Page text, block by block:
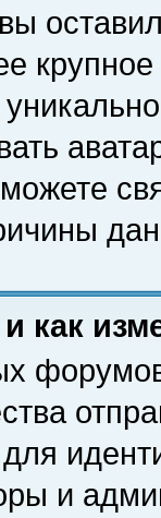
как
и